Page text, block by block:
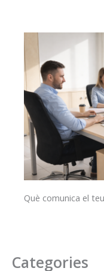
Què comunica el
Categories